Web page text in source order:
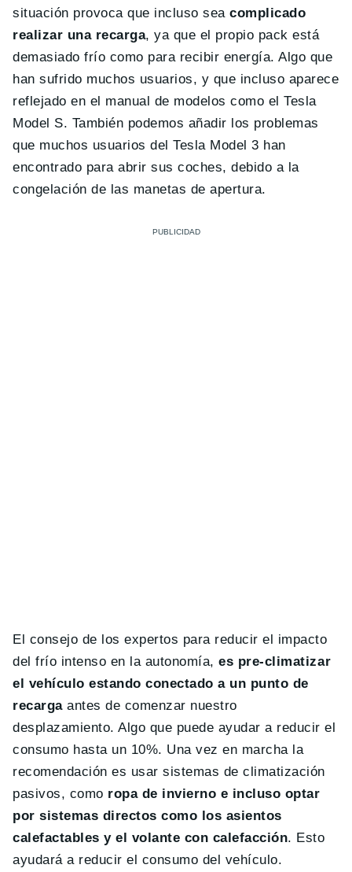
situación provoca que incluso seacomplicado
realizar una recarga, ya que el propio pack está
demasiado frío como para recibir energía. Algo que
han sufrido muchos usuarios, y que incluso aparece
reflejado en el manual de modelos como el Tesla
Model S. También podemos añadir los problemas
que muchos usuarios del Tesla Model 3 han
encontrado para abrir sus coches, debido a la
congelación de las manetas de apertura.
El consejo de los expertos para reducir el impacto
del frío intenso en la autonomía, es pre-climatizar
el vehículo estando conectado a un punto de
recargaantes de comenzar nuestro
desplazamiento. Algo que puede ayudar a reducir el
consumo hasta un 10%. Una vez en marcha la
recomendación es usar sistemas de climatización
pasivos, como ropa de invierno e incluso optar
por sistemas directos como los asientos
calefactables y el volante con calefacción. Esto
ayudará a reducir el consumo del vehículo.